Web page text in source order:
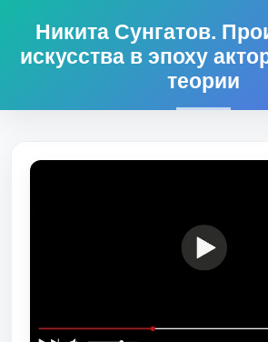
Никита Сунгатов.
искусства в эпоху
теории